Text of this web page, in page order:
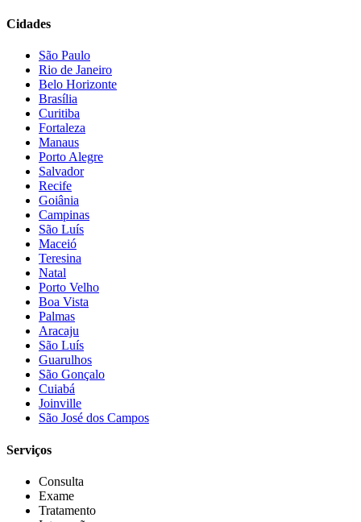
Cidades
São Paulo
Rio de Janeiro
Belo Horizonte
Brasília
Curitiba
Fortaleza
Manaus
Porto Alegre
Salvador
Recife
Goiânia
Campinas
São Luís
Maceió
Teresina
Natal
Porto Velho
Boa Vista
Palmas
Aracaju
São Luís
Guarulhos
São Gonçalo
Cuiabá
Joinville
São José dos Campos
Serviços
Consulta
Exame
Tratamento